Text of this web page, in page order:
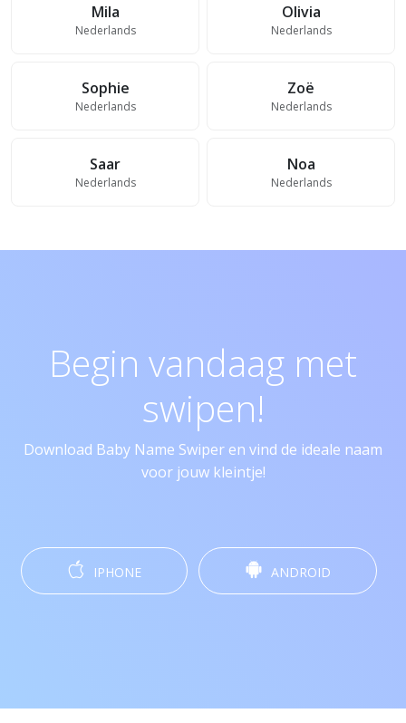
Mila
Nederlands
Olivia
Nederlands
Sophie
Nederlands
Zoë
Nederlands
Saar
Nederlands
Noa
Nederlands
Begin vandaag met
swipen!
Download Baby Name Swiper en vind de ideale naam
voor jouw kleintje!
IPHONE ANDROID